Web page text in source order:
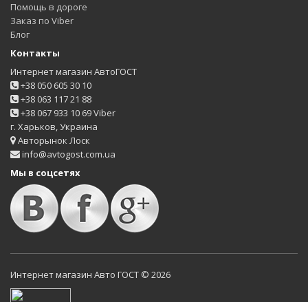
Помощь в дороге
Заказ по Viber
Блог
Контакты
Интернет магазин АвтоГОСТ
+38 050 605 30 10
+38 063 117 21 88
+38 067 933 10 69 Viber
г. Харьков, Украина
Авторынок Лоск
info@avtogost.com.ua
Мы в соцсетях
Интернет магазин Авто ГОСТ © 2026